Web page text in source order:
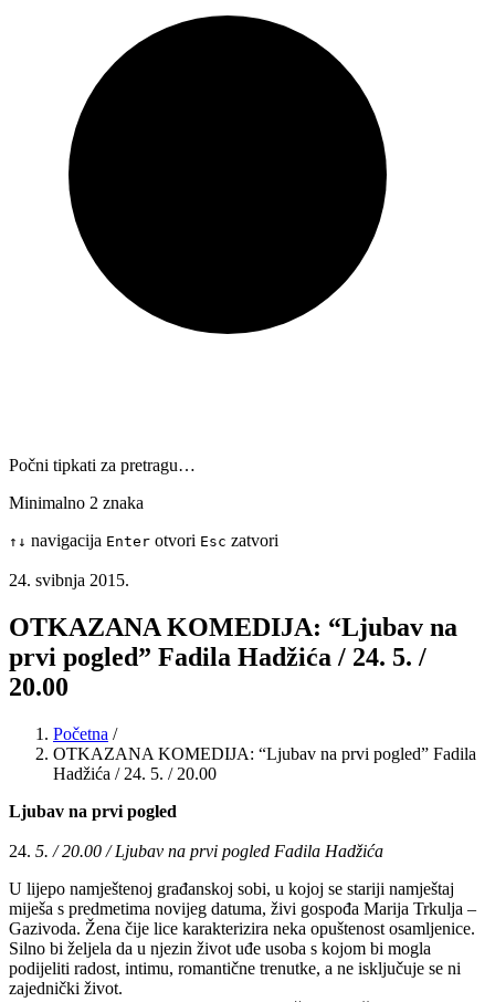
Počni tipkati za pretragu…
Minimalno 2 znaka
↑ ↓ navigacija Enter otvori Esc zatvori
24. svibnja 2015.
OTKAZANA KOMEDIJA: “Ljubav na
prvi pogled” Fadila Hadžića / 24. 5. /
20.00
Početna /
OTKAZANA KOMEDIJA: “Ljubav na prvi pogled” Fadila
Hadžića / 24. 5. / 20.00
Ljubav na prvi pogled
24. 5. / 20.00 / Ljubav na prvi pogled Fadila Hadžića
U lijepo namještenoj građanskoj sobi, u kojoj se stariji namještaj
miješa s predmetima novijeg datuma, živi gospođa Marija Trkulja –
Gazivoda. Žena čije lice karakterizira neka opuštenost osamljenice.
Silno bi željela da u njezin život uđe usoba s kojom bi mogla
podijeliti radost, intimu, romantične trenutke, a ne isključuje se ni
zajednički život.